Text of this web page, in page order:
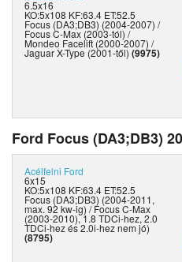
6.5x16
KO:5x108 KF:63.4 ET:52.5
Focus (DA3;DB3) (2004-2007) /
Focus C-Max (2003-tól) /
Mondeo Facelift (2000-2007) /
Jaguar X-Type (2001-től) (9975)
Ford Focus (DA3;DB3)
Acélfelni Ford
6x15
KO:5x108 KF:63.4 ET:52.5
Focus (DA3;DB3) (2004-2011,
max. 92 kw-ig) / Focus C-Max
(2003-2010), 1.8 TDCi-hez, 2.0
TDCi-hez és 2.0i-hez nem jó)
(8795)